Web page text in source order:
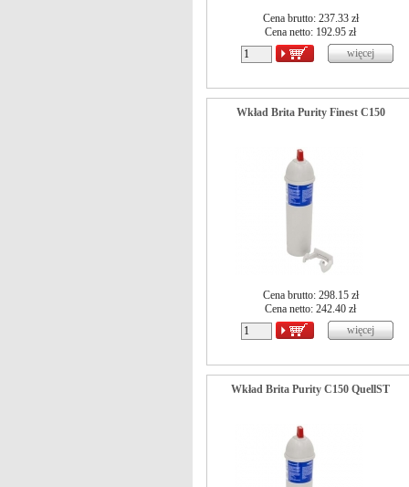
Cena brutto: 237.33 zł
Cena netto: 192.95 zł
Wkład Brita Purity Finest C150
Cena brutto: 298.15 zł
Cena netto: 242.40 zł
Wkład Brita Purity C150 QuellST